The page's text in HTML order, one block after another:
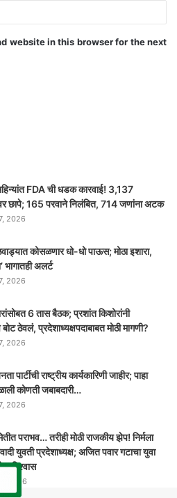
website in this browser for the next
FDA ची धडक कारवाई! 3,137
छापे; 165 परवाने निलंबित, 714 जणांना अटक
2026
कोसळणार धो-धो पाऊस; मोठा इशारा,
भागातही अलर्ट
2026
6 तास बैठक; प्रशांत किशोरांनी
ठेवलं, प्रदेशाध्यक्षपदाबाबत मोठी मागणी?
2026
पार्टीची राष्ट्रीय कार्यकारिणी जाहीर; पाहा
कोणती जबाबदारी…
2026
पराभव… तरीही मोठी राजकीय झेप! निर्मला
युवती प्रदेशाध्यक्ष; अजित पवार गटाचा युवा
विश्वास
2026